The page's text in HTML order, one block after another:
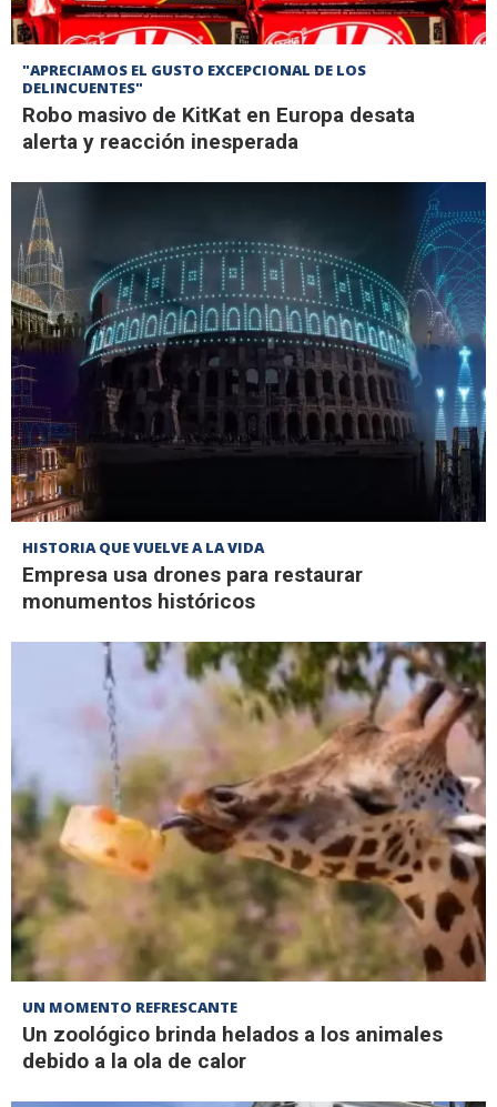
"APRECIAMOS EL GUSTO EXCEPCIONAL DE LOS
DELINCUENTES"
Robo masivo de KitKat en Europa desata
alerta y reacción inesperada
HISTORIA QUE VUELVE A LA VIDA
Empresa usa drones para restaurar
monumentos históricos
UN MOMENTO REFRESCANTE
Un zoológico brinda helados a los animales
debido a la ola de calor